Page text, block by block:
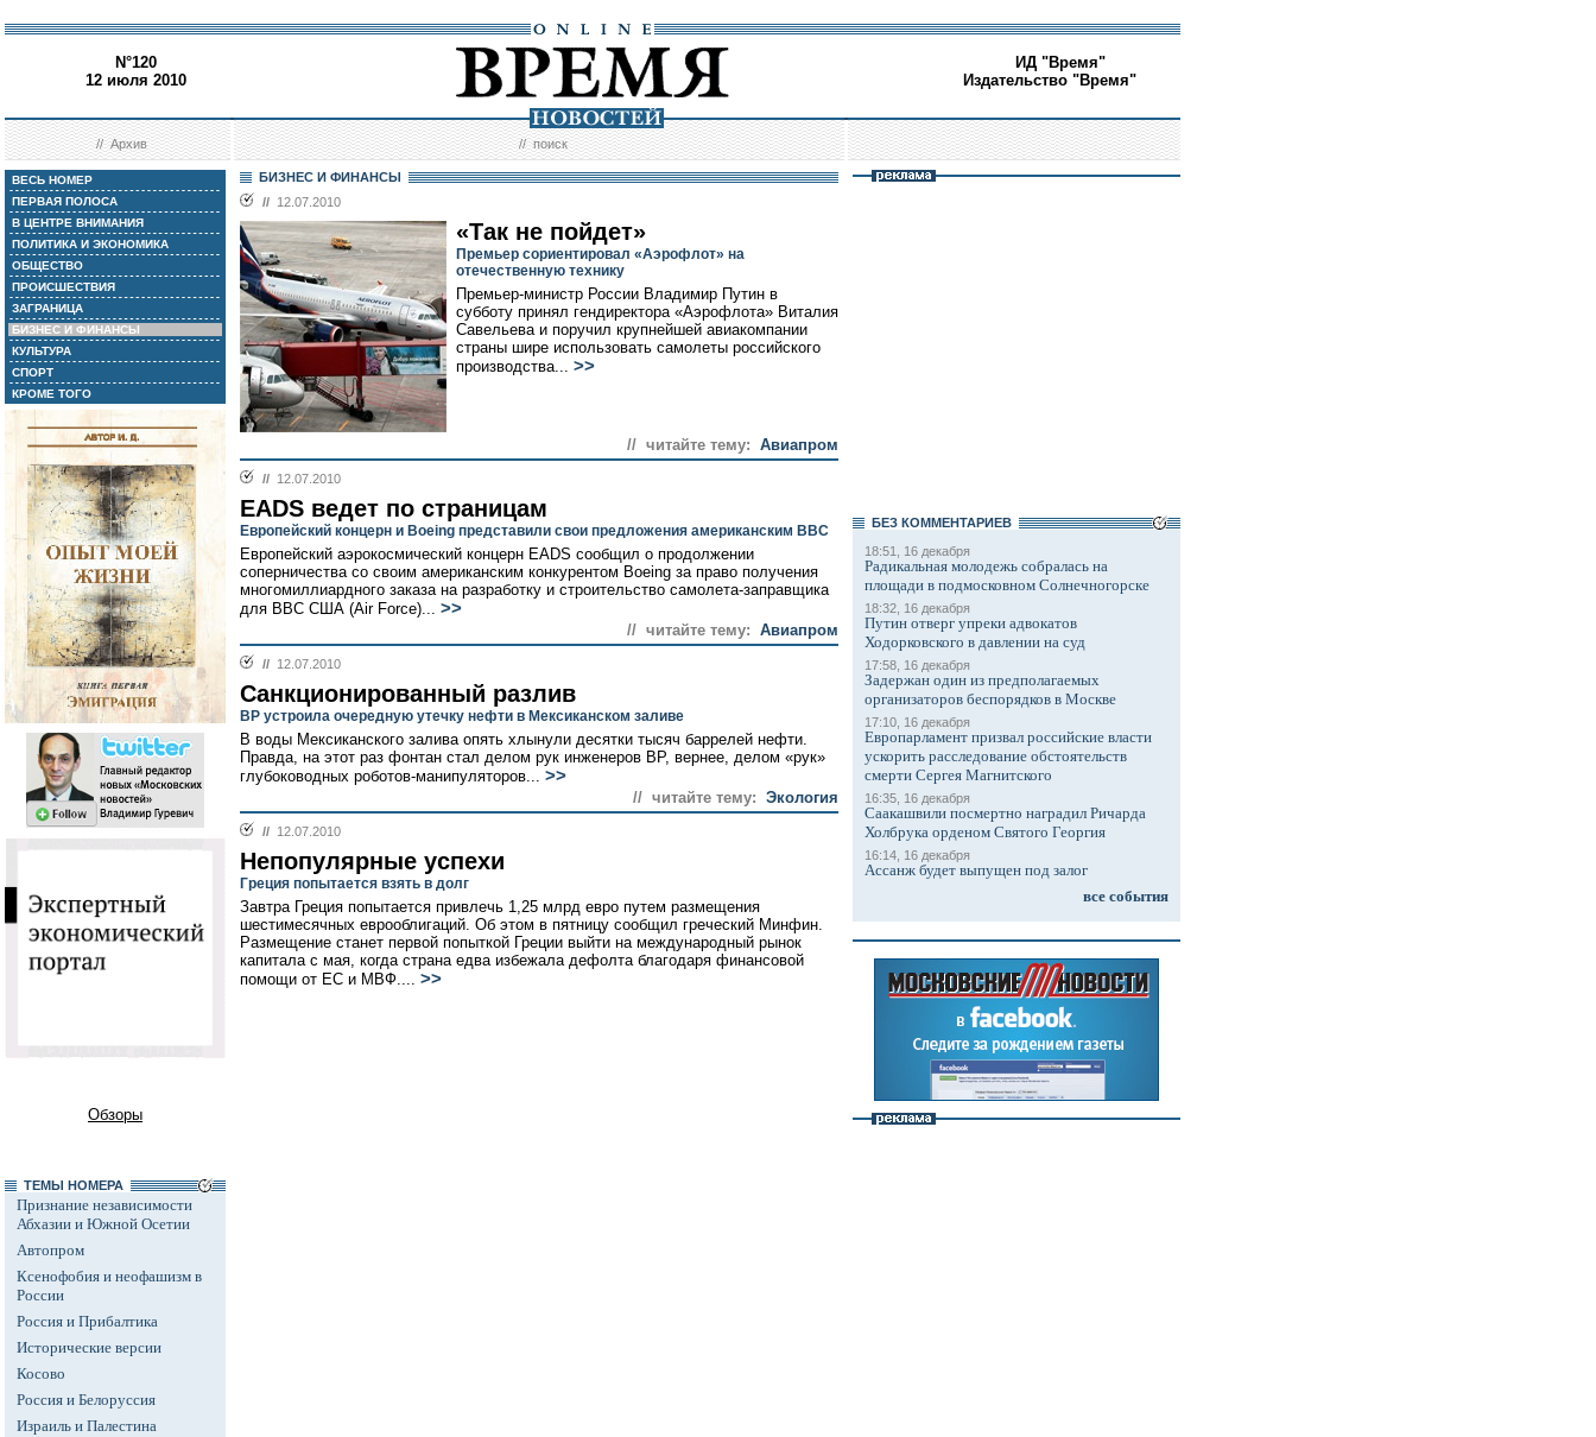
N°120
12 июля 2010
ИД "Время"
Издательство "Время"
//Архив //поиск
ВЕСЬ НОМЕР
ПЕРВАЯ ПОЛОСА
В ЦЕНТРЕ ВНИМАНИЯ
ПОЛИТИКА И ЭКОНОМИКА
ОБЩЕСТВО
ПРОИСШЕСТВИЯ
ЗАГРАНИЦА
БИЗНЕС И ФИНАНСЫ
КУЛЬТУРА
СПОРТ
КРОМЕ ТОГО
Обзоры
ТЕМЫ НОМЕРА
Признание независимости
Абхазии и Южной Осетии
Автопром
Ксенофобия и неофашизм в
России
Россия и Прибалтика
Исторические версии
Косово
Россия и Белоруссия
Израиль и Палестина
БИЗНЕС И ФИНАНСЫ
// 12.07.2010
«Так не пойдет»
Премьер сориентировал «Аэрофлот» на
отечественную технику
Премьер-министр России Владимир Путин в
субботу принял гендиректора «Аэрофлота» Виталия
Савельева и поручил крупнейшей авиакомпании
страны шире использовать самолеты российского
производства... >>
// читайте тему: Авиапром
// 12.07.2010
EADS ведет по страницам
Европейский концерн и Boeing представили свои предложения американским ВВС
Европейский аэрокосмический концерн EADS сообщил о продолжении
соперничества со своим американским конкурентом Boeing за право получения
многомиллиардного заказа на разработку и строительство самолета-заправщика
для ВВС США (Air Force)... >>
// читайте тему: Авиапром
// 12.07.2010
Санкционированный разлив
ВР устроила очередную утечку нефти в Мексиканском заливе
В воды Мексиканского залива опять хлынули десятки тысяч баррелей нефти.
Правда, на этот раз фонтан стал делом рук инженеров BP, вернее, делом «рук»
глубоководных роботов-манипуляторов... >>
// читайте тему: Экология
// 12.07.2010
Непопулярные успехи
Греция попытается взять в долг
Завтра Греция попытается привлечь 1,25 млрд евро путем размещения
шестимесячных еврооблигаций. Об этом в пятницу сообщил греческий Минфин.
Размещение станет первой попыткой Греции выйти на международный рынок
капитала с мая, когда страна едва избежала дефолта благодаря финансовой
помощи от ЕС и МВФ.... >>
БЕЗ КОМMЕНТАРИЕВ
18:51, 16 декабря
Радикальная молодежь собралась на
площади в подмосковном Солнечногорске
18:32, 16 декабря
Путин отверг упреки адвокатов
Ходорковского в давлении на суд
17:58, 16 декабря
Задержан один из предполагаемых
организаторов беспорядков в Москве
17:10, 16 декабря
Европарламент призвал российские власти
ускорить расследование обстоятельств
смерти Сергея Магнитского
16:35, 16 декабря
Саакашвили посмертно наградил Ричарда
Холбрука орденом Святого Георгия
16:14, 16 декабря
Ассанж будет выпущен под залог
все события